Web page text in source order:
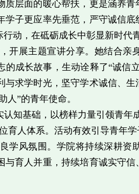
层面的暖心帮扶，更是涵养
子更应率先垂范，严守诚信
动，在砥砺成长中彰显新时代
开展主题宣讲分享。她结合亲
成长故事，生动诠释了“诚信
求学时光，坚守学术诚信、
人”的青年使命。
知基础，以榜样力量引领青年
育人体系。活动有效引导青年
学风氛围。学院将持续深耕资
育人并重，持续培育诚实守